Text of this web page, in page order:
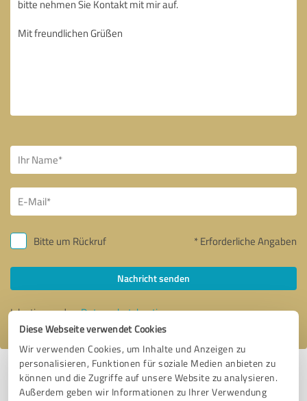
Diese Webseite verwendet Cookies
Wir verwenden Cookies, um Inhalte und Anzeigen zu
personalisieren, Funktionen für soziale Medien anbieten zu
können und die Zugriffe auf unsere Website zu analysieren.
Außerdem geben wir Informationen zu Ihrer Verwendung
Bitte um Rückruf * Erforderliche Angaben
Nachricht senden
Ich stimme denDatenschutzbestimmungenzu.
Profil aktiv seit 19.05.2023 | Letzte Aktualisierung: 07.08.2026
melden